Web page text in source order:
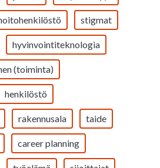
stigmat
hyvinvointiteknologia
(toiminta)
henkilöstö
rakennusala taide
career planning